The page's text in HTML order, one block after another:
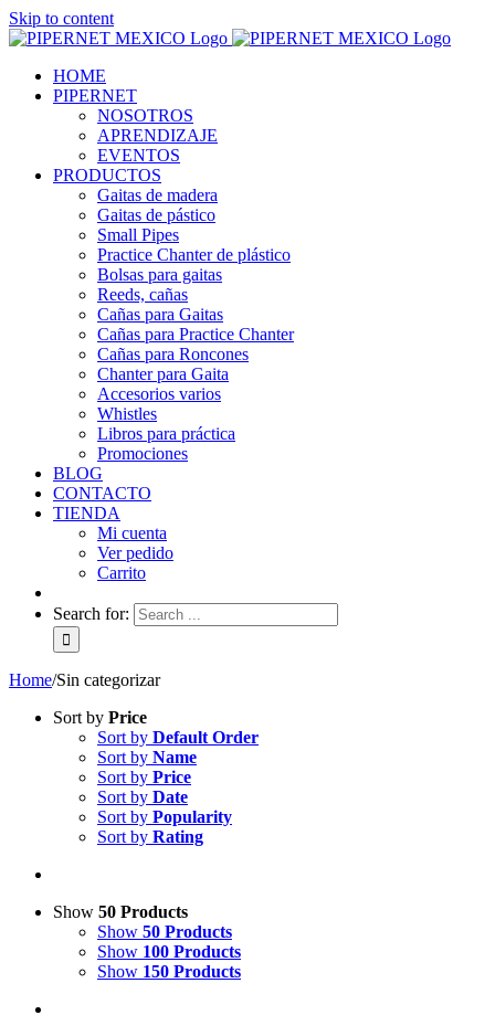
Skip to content
HOME
PIPERNET
NOSOTROS
APRENDIZAJE
EVENTOS
PRODUCTOS
Gaitas de madera
Gaitas de pástico
Small Pipes
Practice Chanter de plástico
Bolsas para gaitas
Reeds, cañas
Cañas para Gaitas
Cañas para Practice Chanter
Cañas para Roncones
Chanter para Gaita
Accesorios varios
Whistles
Libros para práctica
Promociones
BLOG
CONTACTO
TIENDA
Mi cuenta
Ver pedido
Carrito
Search for:
Home/Sin categorizar
Sort by Price
Sort by Default Order
Sort by Name
Sort by Price
Sort by Date
Sort by Popularity
Sort by Rating
Show 50 Products
Show 50 Products
Show 100 Products
Show 150 Products